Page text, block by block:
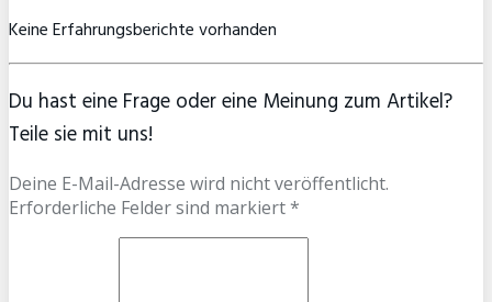
Keine Erfahrungsberichte vorhanden
Du hast eine Frage oder eine Meinung zum Artikel?
Teile sie mit uns!
Deine E-Mail-Adresse wird nicht veröffentlicht.
Erforderliche Felder sind markiert *